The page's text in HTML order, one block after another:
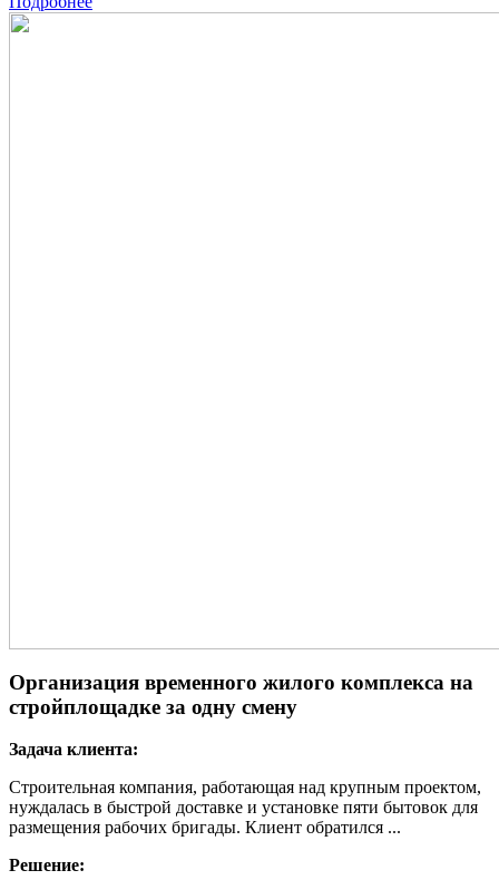
Организация временного жилого комплекса на
стройплощадке за одну смену
Задача клиента:
Строительная компания, работающая над крупным проектом,
нуждалась в быстрой доставке и установке пяти бытовок для
размещения рабочих бригады. Клиент обратился ...
Решение: